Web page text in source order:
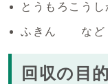
とうもろこう
ふきん など
回収の目